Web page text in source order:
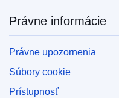
Právne informácie
Právne upozornenia
Súbory cookie
Prístupnosť